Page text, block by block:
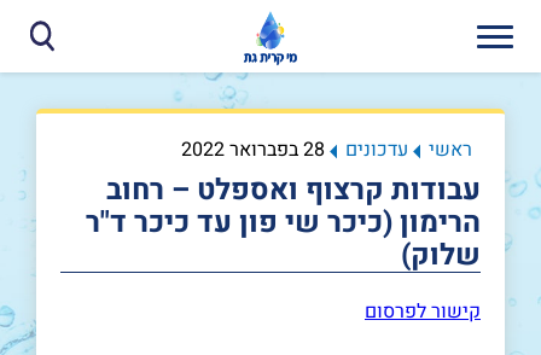
ראשי עדכונים 28 בפברואר 2022
עבודות קרצוף ואספלט – רחוב
הרימון (כיכר שי פון עד כיכר ד"ר
שלוק)
קישור לפרסום